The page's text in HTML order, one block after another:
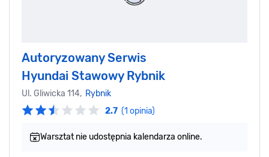
Autoryzowany Serwis
Hyundai Stawowy Rybnik
Ul. Gliwicka 114, Rybnik
2.7 (1 opinia)
Warsztat nie udostępnia kalendarza online.